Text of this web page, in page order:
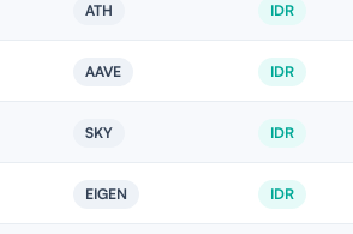
ATH IDR
AAVE IDR
SKY IDR
EIGEN IDR